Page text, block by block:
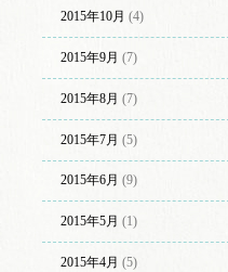
2015年10月 (4)
2015年9月 (7)
2015年8月 (7)
2015年7月 (5)
2015年6月 (9)
2015年5月 (1)
2015年4月 (5)